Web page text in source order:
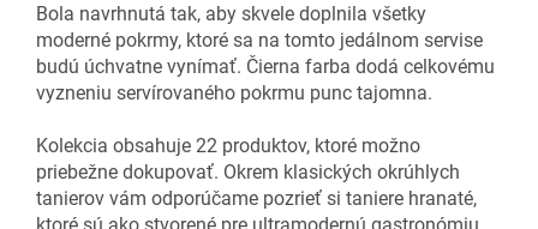
Bola navrhnutá tak, aby skvele doplnila všetky
moderné pokrmy, ktoré sa na tomto jedálnom servise
budú úchvatne vynímať. Čierna farba dodá celkovému
vyzneniu servírovaného pokrmu punc tajomna.
Kolekcia obsahuje 22 produktov, ktoré možno
priebežne dokupovať. Okrem klasických okrúhlych
tanierov vám odporúčame pozrieť si taniere hranaté,